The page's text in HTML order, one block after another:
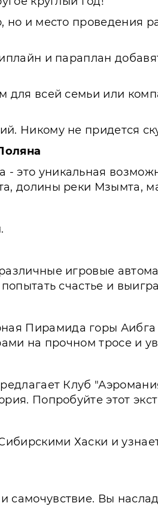
и место проведения
и параплан
всей семьи или
Никому не придется
уникальная
долины реки Мзымта,
игровые
счастье и
Пирамида горы Аибга
на прочном тросе и
Клуб
Попробуйте этот
Хаски и
самочувствие. Вы